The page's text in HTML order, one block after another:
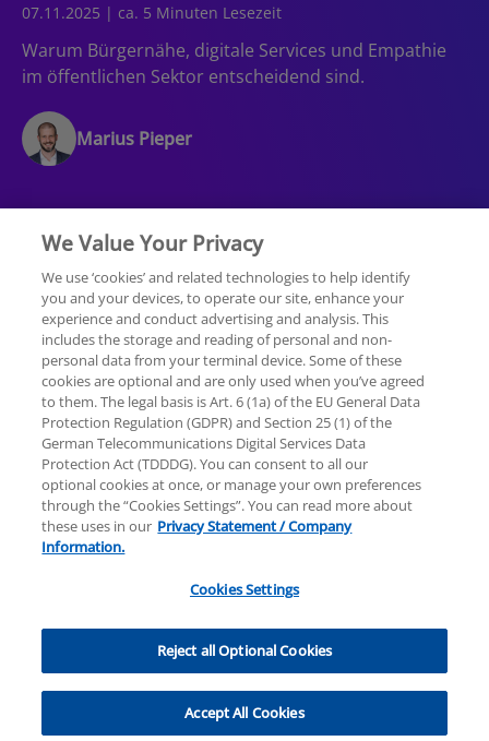
07.11.2025 | ca. 5 Minuten Lesezeit
Warum Bürgernähe, digitale Services und Empathie
im öffentlichen Sektor entscheidend sind.
Marius Pieper
Rechtliche Hinweise Datenschutzerklärung
Hilfe Unternehmensangaben
© 2025 KPMG AG Wirtschaftsprüfungsgesellschaft,
eine Aktiengesellschaft nach deutschem Recht und
ein Mitglied der globalen KPMG-Organisation
unabhängiger Mitgliedsfirmen, die KPMG
International Limited, einer Private English Company
Limited by Guarantee, angeschlossen sind. Alle Rechte
vorbehalten. Für weitere Einzelheiten über die
Struktur der globalen Organisation von KPMG
https://home.kpmg/governance
We Value Your Privacy
We use ‘cookies’ and related technologies to help identify
you and your devices, to operate our site, enhance your
experience and conduct advertising and analysis. This
includes the storage and reading of personal and non-
personal data from your terminal device. Some of these
cookies are optional and are only used when you’ve agreed
to them. The legal basis is Art. 6 (1a) of the EU General Data
Protection Regulation (GDPR) and Section 25 (1) of the
German Telecommunications Digital Services Data
Protection Act (TDDDG). You can consent to all our
optional cookies at once, or manage your own preferences
through the “Cookies Settings”. You can read more about
these uses in our Privacy Statement / Company
Information.
Cookies Settings
Reject all Optional Cookies
Accept All Cookies